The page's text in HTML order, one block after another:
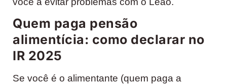
Quem paga pensão
alimentícia: como declarar no
IR 2025
Se você é o alimentante (quem paga a